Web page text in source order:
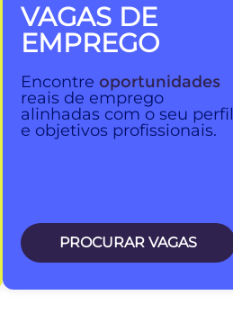
VAGAS DE
EMPREGO
Encontre oportunidades
reais de emprego
alinhadas com o seu perfil
e objetivos profissionais.
PROCURAR VAGAS